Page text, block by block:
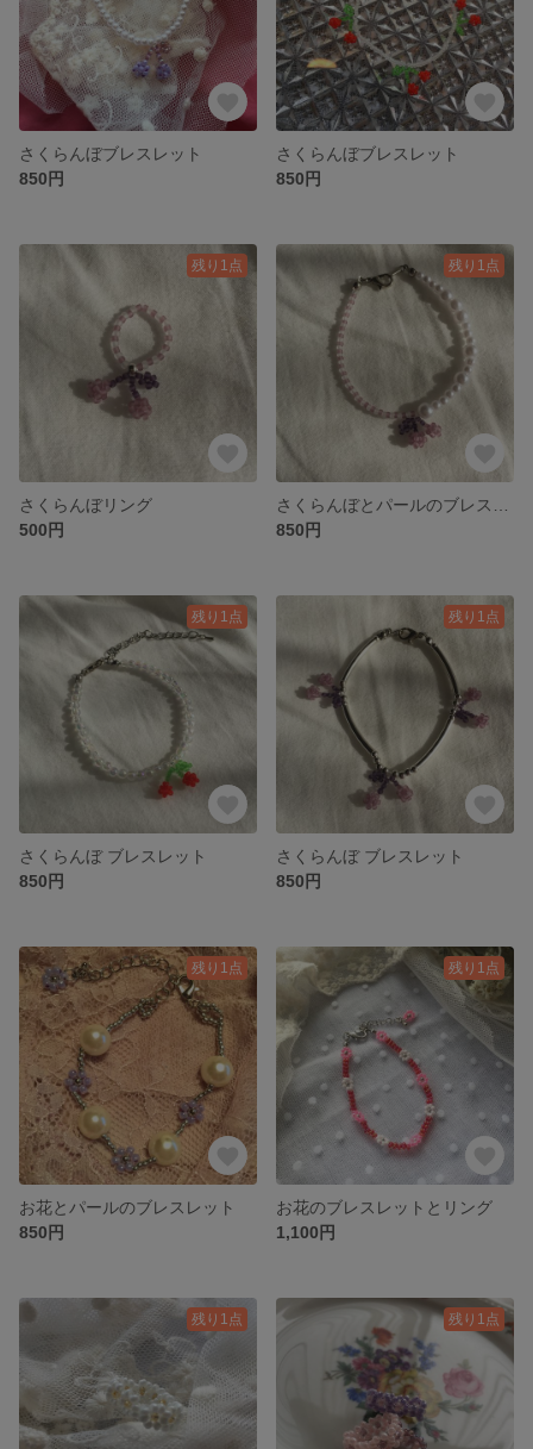
さくらんぼブレスレット
850円
さくらんぼブレスレット
850円
残り1点
さくらんぼリング
500円
残り1点
850円
残り1点
さくらんぼ ブレスレット
850円
残り1点
さくらんぼ ブレスレット
850円
残り1点
お花とパールのブレスレット
850円
残り1点
お花のブレスレットとリング
1,100円
残り1点 残り1点